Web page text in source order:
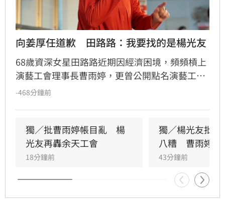
向姜厚任道歉　田路路：我要找的是楊光友
68歲資深女星田路路近期因經濟困境，頻頻槓上
演藝工會理事長曹雨婷，更曾公開點名演藝工會
創辦人姜厚任出面解決。未料田路路今（8日）
譽理事長的資深藝人楊光友。田路路表示，先前
揚言「開第一槍」的言論太過衝動，目前首要任
務是照顧好自己，不再讓親友擔心。她希望能透
過自身努力改善生活困境，為其他資深藝人帶來
希望。至於急尋楊光友的背後原因，以及是否涉
及演藝工會事務，仍待田路路後續說明，引發外
-468分鐘前
獨／批曹雨婷帳目亂　楊
光友再轟余天工會
18分鐘前
獨／楊光友批
八糟　曹雨婷發
43分鐘前